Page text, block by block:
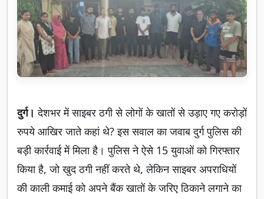
दुर्ग।देशभर में साइबर ठगी से लोगों के खातों से उड़ाए गए करोड़ों
रुपये आखिर जाते कहां थे? इस सवाल का जवाब दुर्ग पुलिस की
बड़ी कार्रवाई में मिला है। पुलिस ने ऐसे 15 युवाओं को गिरफ्तार
किया है, जो खुद ठगी नहीं करते थे, लेकिन साइबर अपराधियों
की काली कमाई को अपने बैंक खातों के जरिए ठिकाने लगाने का